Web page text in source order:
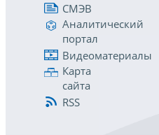
СМЭВ
Аналитический
портал
Видеоматериалы
Карта
сайта
RSS